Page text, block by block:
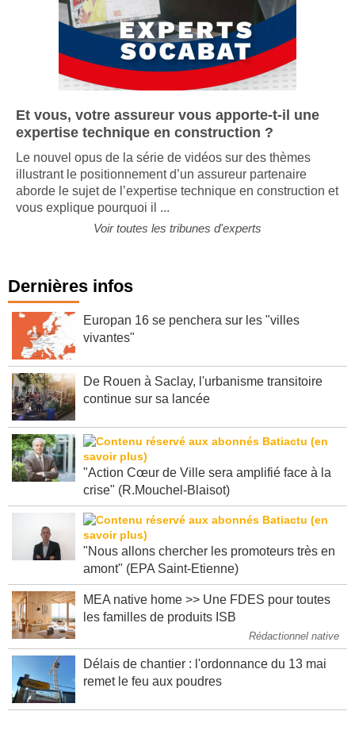
Et vous, votre assureur vous apporte-t-il une
expertise technique en construction ?
Le nouvel opus de la série de vidéos sur des thèmes
illustrant le positionnement d’un assureur partenaire
aborde le sujet de l’expertise technique en construction et
Dernières infos
Europan 16 se penchera sur les "villes
De Rouen à Saclay, l'urbanisme transitoire
"Action Cœur de Ville sera amplifié face à la
"Nous allons chercher les promoteurs très en
MEA native home >> Une FDES pour toutes
Rédactionnel native
Délais de chantier : l'ordonnance du 13 mai